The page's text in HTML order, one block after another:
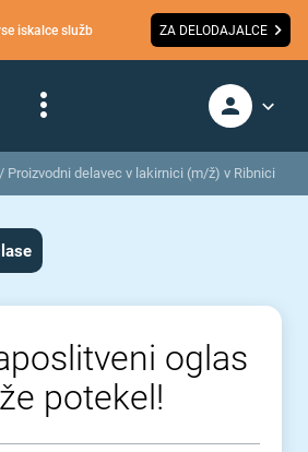
iskalce služb ZA DELODAJALCE
/ Proizvodni delavec v lakirnici (m/ž) v Ribnici
oglas
potekel!